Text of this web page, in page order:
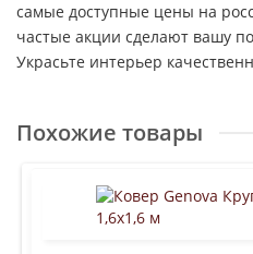
самые доступные цены на
частые акции сделают вашу
Украсьте интерьер
Похожие товары